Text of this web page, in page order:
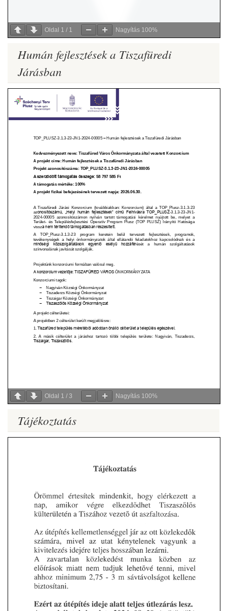
Oldal 1 / 1 Nagyítás 100%
Humán fejlesztések a Tiszafüredi
Járásban
Oldal 1 / 3 Nagyítás 100%
Tájékoztatás